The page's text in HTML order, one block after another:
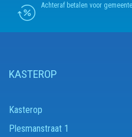
Achteraf betalen voor
KASTEROP
Kasterop
Plesmanstraat 1